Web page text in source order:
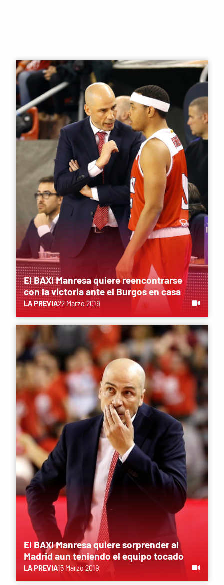
El BAXI Manresa quiere reencontrarse
con la victoria ante el Burgos en casa
LA PREVIA22 Marzo 2019
El BAXI Manresa quiere sorprender al
Madrid aun teniendo el equipo tocado
LA PREVIA15 Marzo 2019